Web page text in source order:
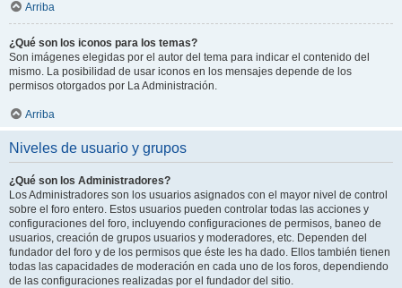
Arriba
¿Qué son los iconos para los temas?
Son imágenes elegidas por el autor del tema para indicar el contenido del
mismo. La posibilidad de usar iconos en los mensajes depende de los
permisos otorgados por La Administración.
Arriba
Niveles de usuario y grupos
¿Qué son los Administradores?
Los Administradores son los usuarios asignados con el mayor nivel de control
sobre el foro entero. Estos usuarios pueden controlar todas las acciones y
configuraciones del foro, incluyendo configuraciones de permisos, baneo de
usuarios, creación de grupos usuarios y moderadores, etc. Dependen del
fundador del foro y de los permisos que éste les ha dado. Ellos también tienen
todas las capacidades de moderación en cada uno de los foros, dependiendo
de las configuraciones realizadas por el fundador del sitio.